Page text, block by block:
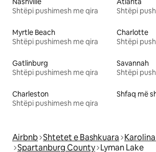
Shtëpi pushimesh me qira
Shtëpi
Myrtle Beach
Shtëpi pushimesh me qira
Charlotte
Shtëpi
Gatlinburg
Shtëpi pushimesh me qira
Savannah
Shtëpi
Charleston
Shtëpi pushimesh me qira
Shfaq më
Airbnb Shtetet e Bashkuara
Spartanburg County Lyman Lake